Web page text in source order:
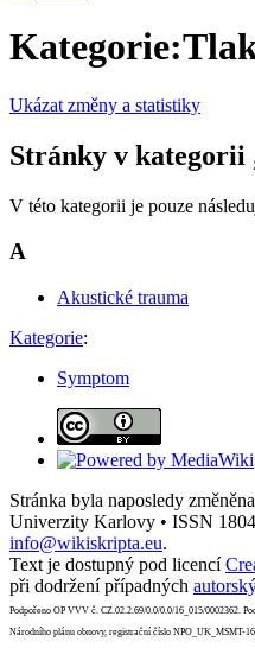
Kategorie:
Ukázat změny a statistiky
Stránky v kategorii
V této kategorii je pouze
A
Akustické trauma
Kategorie:
Symptom
Stránka byla naposledy
Univerzity Karlovy • ISSN
info@wikiskripta.eu.
Text je dostupný pod licencí
při dodržení případných
Podpořeno OP VVV č. CZ.02.2.69/0.0/0.0/16_015/0002362.
Národního plánu obnovy, registrační číslo NPO_UK_MSMT-